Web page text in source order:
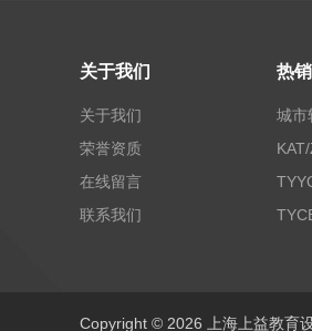
关于我们
关于我们
荣誉资质
在线留言
联系我们
热
Copyright © 2026 上海上益教育